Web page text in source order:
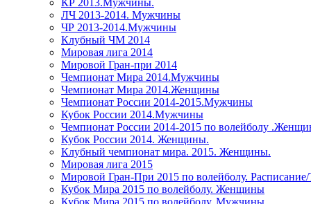
КР 2013.Мужчины.
ЛЧ 2013-2014. Мужчины
ЧР 2013-2014.Мужчины
Клубный ЧМ 2014
Мировая лига 2014
Мировой Гран-при 2014
Чемпионат Мира 2014.Мужчины
Чемпионат Мира 2014.Женщины
Чемпионат России 2014-2015.Мужчины
Кубок России 2014.Мужчины
Чемпионат России 2014-2015 по волейболу
Кубок России 2014. Женщины.
Клубный чемпионат мира. 2015. Женщины.
Мировая лига 2015
Мировой Гран-При 2015 по волейболу.
Кубок Мира 2015 по волейболу. Женщины
Кубок Мира 2015 по волейболу. Мужчины.